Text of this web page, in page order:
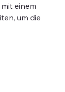
einem
um die